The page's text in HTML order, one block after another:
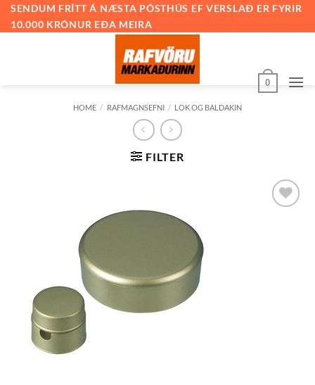
SkipSENDUM FRÍTT Á NÆSTA PÓSTHÚS EF VERSLAÐ ER FYRIR
10.000 KRÓNUR EÐA MEIRA
0
HOME / RAFMAGNSEFNI / LOK OG BALDAKIN
FILTER